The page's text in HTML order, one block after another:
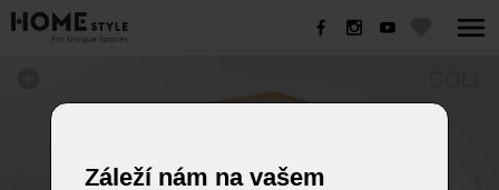
Záleží nám na vašem